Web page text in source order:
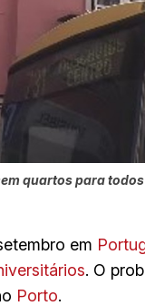
quartos para
em
. O
Porto.